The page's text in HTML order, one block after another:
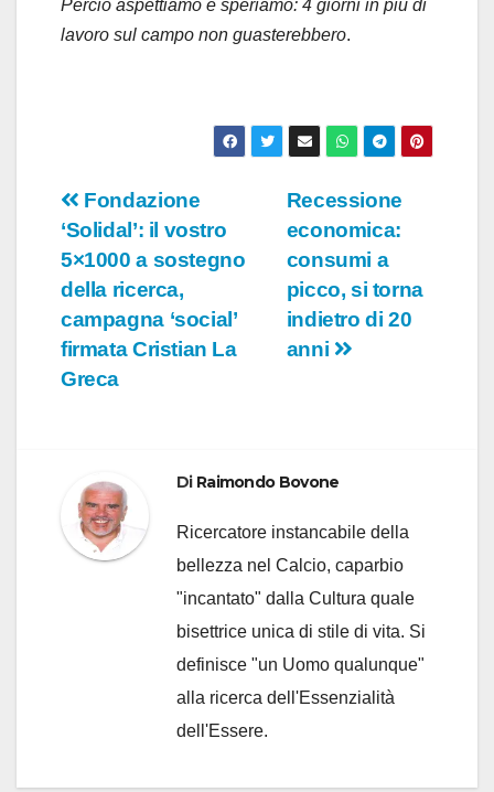
Perciò aspettiamo e speriamo: 4 giorni in più di
lavoro sul campo non guasterebbero.
Navigazione
articoli
Recessione
economica:
consumi a
picco, si torna
indietro di 20
anni
Fondazione
‘Solidal’: il vostro
5×1000 a sostegno
della ricerca,
campagna ‘social’
firmata Cristian La
Greca
Di Raimondo Bovone
Ricercatore instancabile della
bellezza nel Calcio, caparbio
"incantato" dalla Cultura quale
bisettrice unica di stile di vita. Si
definisce "un Uomo qualunque"
alla ricerca dell'Essenzialità
dell'Essere.